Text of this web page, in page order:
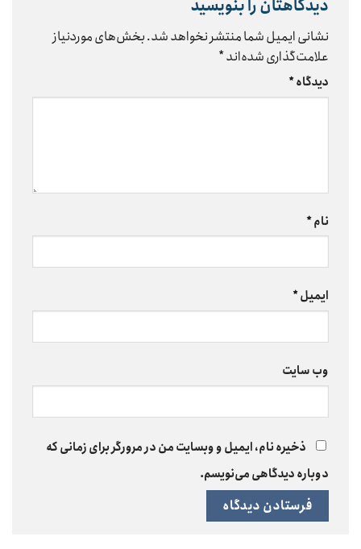
دیدگاهتان را بنویسید
نشانی ایمیل شما منتشر نخواهد شد.بخش‌های موردنیاز
علامت‌گذاری شده‌اند*
دیدگاه*
نام*
ایمیل*
وب‌ سایت
ذخیره نام، ایمیل و وبسایت من در مرورگر برای زمانی که
دوباره دیدگاهی می‌نویسم.